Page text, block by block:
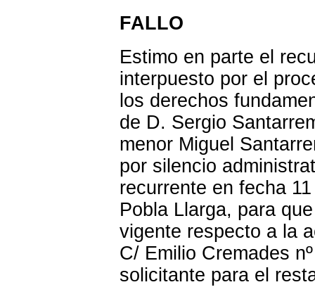
FALLO
Estimo en parte el
interpuesto por el
los derechos
de D. Sergio
menor Miguel
por silencio
recurrente en fecha
Pobla Llarga, para
vigente respecto a la
C/ Emilio Cremades
solicitante para el